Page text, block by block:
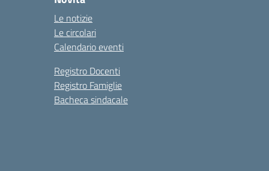
Le notizie
Le circolari
Calendario eventi
Registro Docenti
Registro Famiglie
Bacheca sindacale